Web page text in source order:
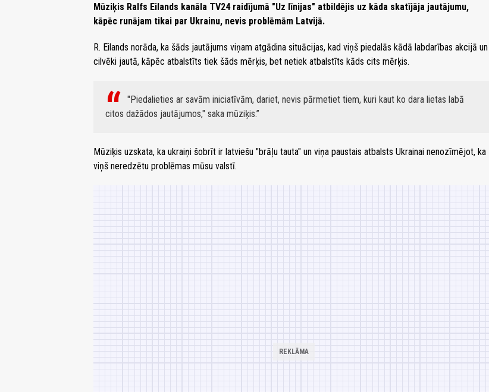
Mūziķis Ralfs Eilands kanāla TV24 raidījumā "Uz līnijas" atbildējis uz kāda skatījāja jautājumu,
kāpēc runājam tikai par Ukrainu, nevis problēmām Latvijā.
R. Eilands norāda, ka šāds jautājums viņam atgādina situācijas, kad viņš piedalās kādā labdarības akcijā un
cilvēki jautā, kāpēc atbalstīts tiek šāds mērķis, bet netiek atbalstīts kāds cits mērķis.
"Piedalieties ar savām iniciatīvām, dariet, nevis pārmetiet tiem, kuri kaut ko dara lietas labā
citos dažādos jautājumos," saka mūziķis.
Mūziķis uzskata, ka ukraiņi šobrīt ir latviešu "brāļu tauta" un viņa paustais atbalsts Ukrainai nenozīmējot, ka
viņš neredzētu problēmas mūsu valstī.